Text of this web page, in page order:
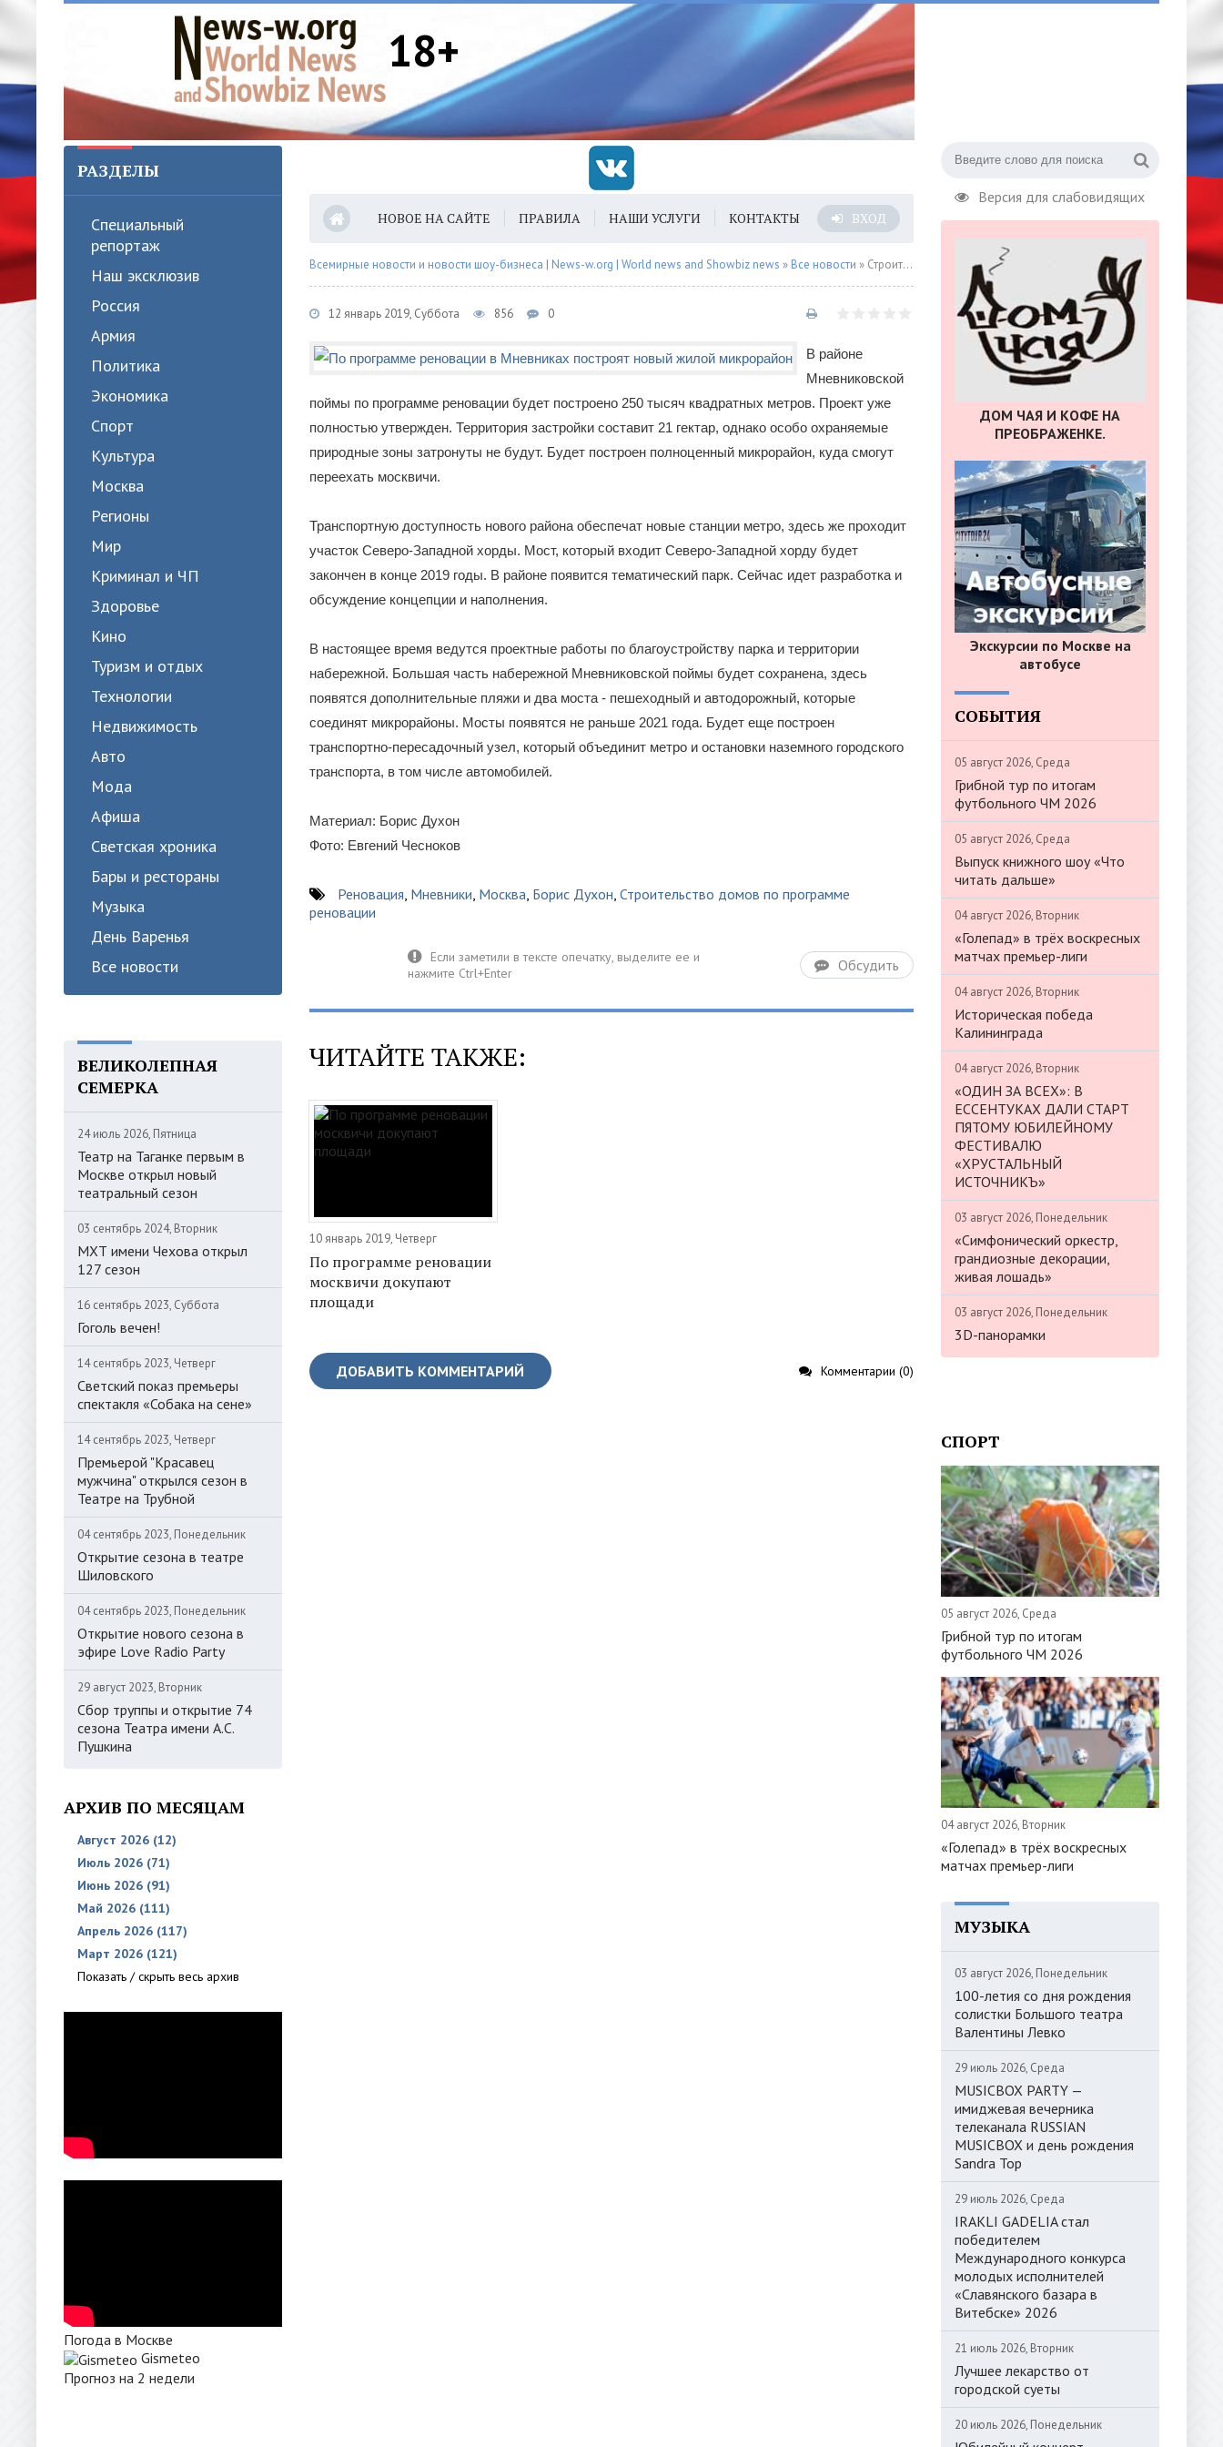
18+
Версия для слабовидящих
РАЗДЕЛЫ
Специальный
репортаж
Наш эксклюзив
Россия
Армия
Политика
Экономика
Спорт
Культура
Москва
Регионы
Мир
Криминал и ЧП
Здоровье
Кино
Туризм и отдых
Технологии
Недвижимость
Авто
Мода
Афиша
Светская хроника
Бары и рестораны
Музыка
День Варенья
Все новости
ВЕЛИКОЛЕПНАЯ
СЕМЕРКА
24 июль 2026, Пятница
Театр на Таганке первым в
Москве открыл новый
театральный сезон
03 сентябрь 2024, Вторник
МХТ имени Чехова открыл
127 сезон
16 сентябрь 2023, Суббота
Гоголь вечен!
14 сентябрь 2023, Четверг
Светский показ премьеры
спектакля «Собака на сене»
14 сентябрь 2023, Четверг
Премьерой "Красавец
мужчина" открылся сезон в
Театре на Трубной
04 сентябрь 2023, Понедельник
Открытие сезона в театре
Шиловского
04 сентябрь 2023, Понедельник
Открытие нового сезона в
эфире Love Radio Party
29 август 2023, Вторник
Сбор труппы и открытие 74
сезона Театра имени А.С.
Пушкина
АРХИВ ПО МЕСЯЦАМ
Август 2026 (12)
Июль 2026 (71)
Июнь 2026 (91)
Май 2026 (111)
Апрель 2026 (117)
Март 2026 (121)
Показать / скрыть весь архив
Погода в Москве
Gismeteo
Прогноз на 2 недели
НОВОЕ НА САЙТЕ ПРАВИЛА НАШИ УСЛУГИ КОНТАКТЫ ВХОД
Всемирные новости и новости шоу-бизнеса | News-w.org | World news and Showbiz news » Все новости » Строительство домов по программе реновации
12 январь 2019, Суббота 856 0
В районе
Мневниковской
поймы по программе реновации будет построено 250 тысяч квадратных метров. Проект уже
полностью утвержден. Территория застройки составит 21 гектар, однако особо охраняемые
природные зоны затронуты не будут. Будет построен полноценный микрорайон, куда смогут
переехать москвичи.
Транспортную доступность нового района обеспечат новые станции метро, здесь же проходит
участок Северо-Западной хорды. Мост, который входит Северо-Западной хорду будет
закончен в конце 2019 годы. В районе появится тематический парк. Сейчас идет разработка и
обсуждение концепции и наполнения.
В настоящее время ведутся проектные работы по благоустройству парка и территории
набережной. Большая часть набережной Мневниковской поймы будет сохранена, здесь
появятся дополнительные пляжи и два моста - пешеходный и автодорожный, которые
соединят микрорайоны. Мосты появятся не раньше 2021 года. Будет еще построен
транспортно-пересадочный узел, который объединит метро и остановки наземного городского
транспорта, в том числе автомобилей.
Материал: Борис Духон
Фото: Евгений Чесноков
Реновация, Мневники, Москва, Борис Духон, Строительство домов по программе
реновации
Обсудить
ЧИТАЙТЕ ТАКЖЕ:
10 январь 2019, Четверг
По программе реновации
москвичи докупают
площади
ДОБАВИТЬ КОММЕНТАРИЙ Комментарии (0)
ДОМ ЧАЯ И КОФЕ НА
ПРЕОБРАЖЕНКЕ.
Экскурсии по Москве на
автобусе
СОБЫТИЯ
05 август 2026, Среда
Грибной тур по итогам
футбольного ЧМ 2026
05 август 2026, Среда
Выпуск книжного шоу «Что
читать дальше»
04 август 2026, Вторник
«Голепад» в трёх воскресных
матчах премьер-лиги
04 август 2026, Вторник
Историческая победа
Калининграда
04 август 2026, Вторник
«ОДИН ЗА ВСЕХ»: В
ЕССЕНТУКАХ ДАЛИ СТАРТ
ПЯТОМУ ЮБИЛЕЙНОМУ
ФЕСТИВАЛЮ
«ХРУСТАЛЬНЫЙ
ИСТОЧНИКЪ»
03 август 2026, Понедельник
«Симфонический оркестр,
грандиозные декорации,
живая лошадь»
03 август 2026, Понедельник
3D-панорамки
СПОРТ
05 август 2026, Среда
Грибной тур по итогам
футбольного ЧМ 2026
04 август 2026, Вторник
«Голепад» в трёх воскресных
матчах премьер-лиги
МУЗЫКА
03 август 2026, Понедельник
100-летия со дня рождения
солистки Большого театра
Валентины Левко
29 июль 2026, Среда
MUSICBOX PARTY —
имиджевая вечерника
телеканала RUSSIAN
MUSICBOX и день рождения
Sandra Top
29 июль 2026, Среда
IRAKLI GADELIA стал
победителем
Международного конкурса
молодых исполнителей
«Славянского базара в
Витебске» 2026
21 июль 2026, Вторник
Лучшее лекарство от
городской суеты
20 июль 2026, Понедельник